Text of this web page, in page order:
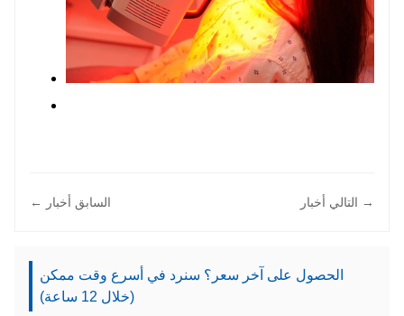
← السابق أخبار التالي أخبار →
الحصول على آخر سعر؟ سنرد في أسرع وقت ممكن
(خلال 12 ساعة)